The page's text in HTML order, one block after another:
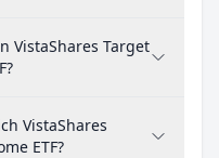
VistaShares Target
VistaShares
ETF?